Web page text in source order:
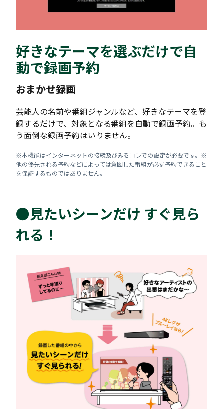
好きなテーマを選ぶだけで自
動で録画予約
おまかせ録画
芸能人の名前や番組ジャンルなど、好きなテーマを登
録するだけで、対象となる番組を自動で録画予約。も
う面倒な録画予約はいりません。
※本機能はインターネットの接続及びみるコレでの設定が必要です。※
他の優先される予約などによっては意図した番組が必ず予約できること
を保証するものではありません。
●見たいシーンだけ すぐ見ら
れる！